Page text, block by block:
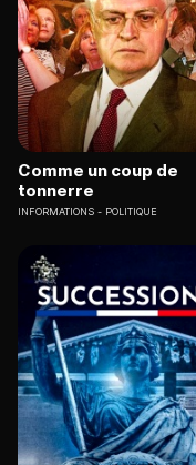
Comme un coup de
tonnerre
INFORMATIONS POLITIQUE